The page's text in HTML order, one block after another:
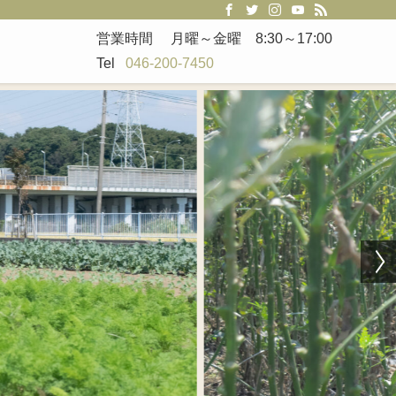
営業時間　 月曜～金曜　8:30～17:00
Tel 046-200-7450